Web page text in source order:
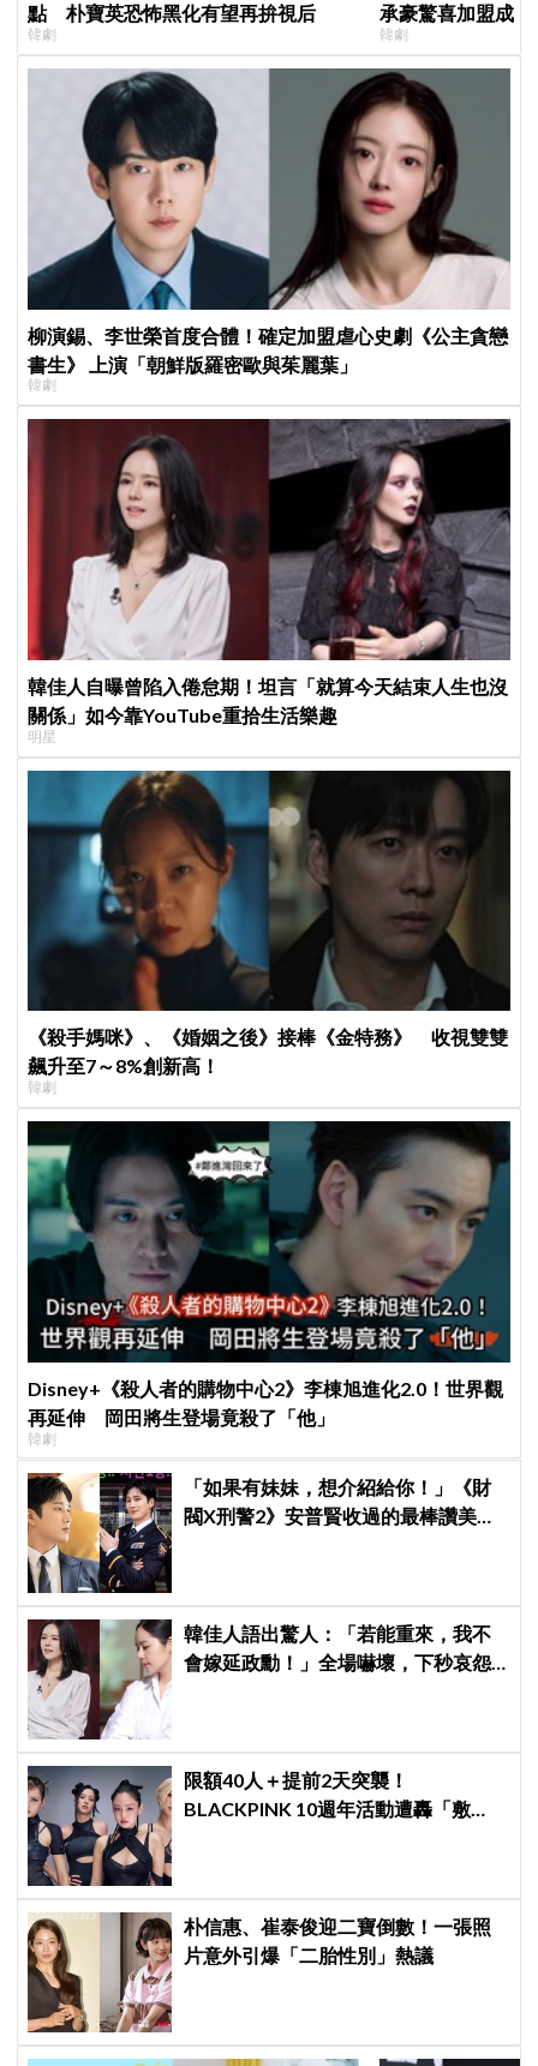
點 朴寶英恐怖黑化有望再拚視后
韓劇
承豪驚喜加盟成
曝：太有存在感
韓劇
柳演錫、李世榮首度合體！確定加盟虐心史劇《公主貪戀
書生》 上演「朝鮮版羅密歐與茱麗葉」
韓劇
韓佳人自曝曾陷入倦怠期！坦言「就算今天結束人生也沒
關係」如今靠YouTube重拾生活樂趣
明星
《殺手媽咪》、《婚姻之後》接棒《金特務》 收視雙雙
飆升至7～8%創新高！
韓劇
Disney+《殺人者的購物中心2》李棟旭進化2.0！世界觀
再延伸 岡田將生登場竟殺了「他」
韓劇
「如果有妹妹，想介紹給你！」《財
閥X刑警2》安普賢收過的最棒讚美，
韓佳人語出驚人：「若能重來，我不
會嫁延政勳！」全場嚇壞，下秒哀怨
限額40人＋提前2天突襲！
BLACKPINK 10週年活動遭轟「敷
朴信惠、崔泰俊迎二寶倒數！一張照
片意外引爆「二胎性別」熱議